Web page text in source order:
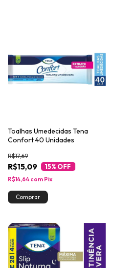
Toalhas Umedecidas Tena
Confort 40 Unidades
R$15,09
R$17,69
15% OFF
R$14,64 com Pix